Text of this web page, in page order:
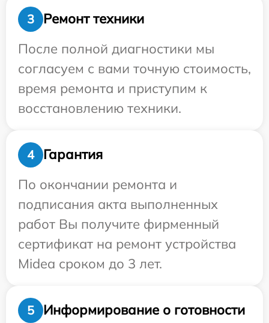
3
Ремонт техники
После полной диагностики мы
согласуем с вами точную стоимость,
время ремонта и приступим к
восстановлению техники.
4
Гарантия
По окончании ремонта и
подписания акта выполненных
работ Вы получите фирменный
сертификат на ремонт устройства
Midea сроком до 3 лет.
5
Информирование о готовности